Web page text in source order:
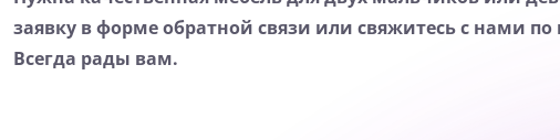
заявку в форме обратной связи или свяжитесь с нами
Всегда рады вам.